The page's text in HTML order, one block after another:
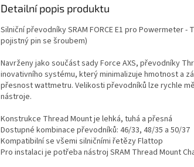
Detailní popis produktu
Silniční převodníky SRAM FORCE E1 pro Powermeter -
pojistný pin se šroubem)
Navrženy jako součást sady Force AXS, převodníky
inovativního systému, který minimalizuje hmotnost a
přesnost wattmetru. Velikosti převodníků lze rychle
nástroje.
Konstrukce Thread Mount je lehká, tuhá a přesná
Dostupné kombinace převodníků: 46/33, 48/35 a 50/37
Kompatibilní se všemi silničními řetězy Flattop
Pro instalaci je potřeba nástroj SRAM Thread Mount